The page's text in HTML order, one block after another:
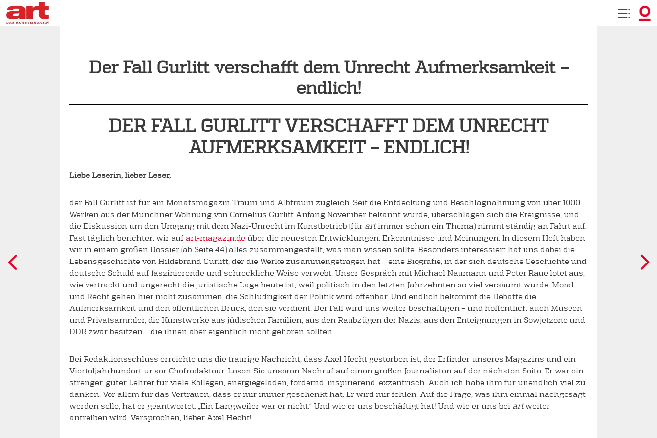
Der Fall Gurlitt verschafft dem Unrecht Aufmerksamkeit –
endlich!
DER FALL GURLITT VERSCHAFFT DEM UNRECHT
AUFMERKSAMKEIT – ENDLICH!
Liebe Leserin, lieber Leser,
der Fall Gurlitt ist für ein Monatsmagazin Traum und Albtraum zugleich. Seit die Entdeckung und Beschlagnahmung von über 1000
Werken aus der Münchner Wohnung von Cornelius Gurlitt Anfang November bekannt wurde, überschlagen sich die Ereignisse, und
die Diskussion um den Umgang mit dem Nazi-Unrecht im Kunstbetrieb (für artimmer schon ein Thema) nimmt ständig an Fahrt auf.
Fast täglich berichten wir auf art-magazin.de über die neuesten Entwicklungen, Erkenntnisse und Meinungen. In diesem Heft haben
wir in einem großen Dossier (ab Seite 44) alles zusammengestellt, was man wissen sollte. Besonders interessiert hat uns dabei die
Lebensgeschichte von Hildebrand Gurlitt, der die Werke zusammengetragen hat – eine Biografie, in der sich deutsche Geschichte und
deutsche Schuld auf faszinierende und schreckliche Weise verwebt. Unser Gespräch mit Michael Naumann und Peter Raue lotet aus,
wie vertrackt und ungerecht die juristische Lage heute ist, weil politisch in den letzten Jahrzehnten so viel versäumt wurde. Moral
und Recht gehen hier nicht zusammen, die Schludrigkeit der Politik wird offenbar. Und endlich bekommt die Debatte die
Aufmerksamkeit und den öffentlichen Druck, den sie verdient. Der Fall wird uns weiter beschäftigen – und hoffentlich auch Museen
und Privatsammler, die Kunstwerke aus jüdischen Familien, aus den Raubzügen der Nazis, aus den Enteignungen in Sowjetzone und
DDR zwar besitzen – die ihnen aber eigentlich nicht gehören sollten.
Bei Redaktionsschluss erreichte uns die traurige Nachricht, dass Axel Hecht gestorben ist, der Erfinder unseres Magazins und ein
Vierteljahrhundert unser Chefredakteur. Lesen Sie unseren Nachruf auf einen großen Journalisten auf der nächsten Seite. Er war ein
strenger, guter Lehrer für viele Kollegen, energiegeladen, fordernd, inspirierend, exzentrisch. Auch ich habe ihm für unendlich viel zu
danken. Vor allem für das Vertrauen, dass er mir immer geschenkt hat. Er wird mir fehlen. Auf die Frage, was ihm einmal nachgesagt
werden solle, hat er geantwortet: „Ein Langweiler war er nicht.“ Und wie er uns beschäftigt hat! Und wie er uns bei artweiter
antreiben wird. Versprochen, lieber Axel Hecht!